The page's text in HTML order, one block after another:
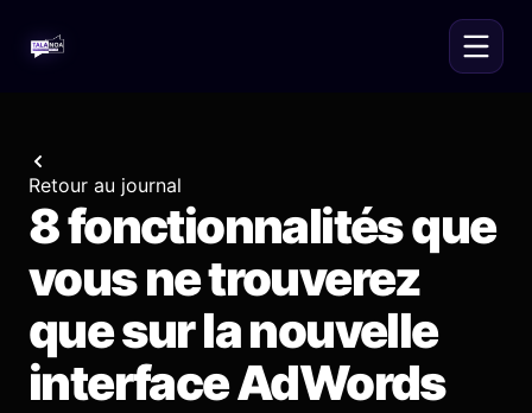
Retour au journal
8 fonctionnalités que
vous ne trouverez
que sur la nouvelle
interface AdWords